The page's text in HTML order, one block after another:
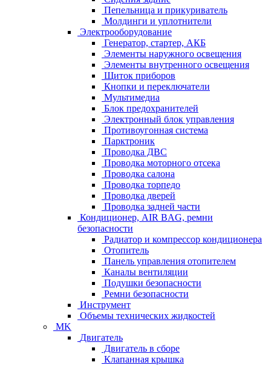
Пепельница и прикуриватель
Молдинги и уплотнители
Электрооборудование
Генератор, стартер, АКБ
Элементы наружного освещения
Элементы внутренного освещения
Щиток приборов
Кнопки и переключатели
Мультимедиа
Блок предохранителей
Электронный блок управления
Противоугонная система
Парктроник
Проводка ДВС
Проводка моторного отсека
Проводка салона
Проводка торпедо
Проводка дверей
Проводка задней части
Кондиционер, AIR BAG, ремни
безопасности
Радиатор и компрессор кондиционера
Отопитель
Панель управления отопителем
Каналы вентиляции
Подушки безопасности
Ремни безопасности
Инструмент
Объемы технических жидкостей
MK
Двигатель
Двигатель в сборе
Клапанная крышка